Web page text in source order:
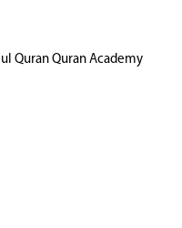
Quran Quran Academy